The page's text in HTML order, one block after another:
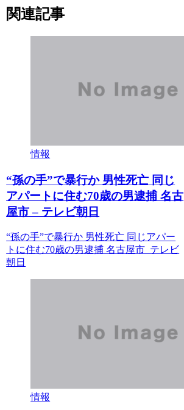
関連記事
情報
“孫の手”で暴行か 男性死亡 同じ
アパートに住む70歳の男逮捕 名古
屋市 – テレビ朝日
“孫の手”で暴行か 男性死亡 同じアパー
トに住む70歳の男逮捕 名古屋市 テレビ
朝日
情報